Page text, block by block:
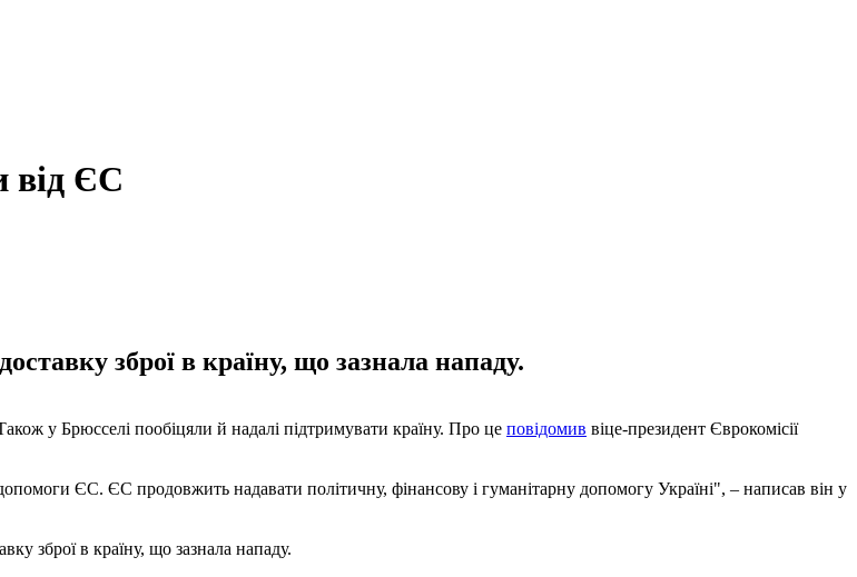
від ЄС
зброї в країну, що зазнала нападу.
у Брюсселі пообіцяли й надалі підтримувати країну. Про це повідомив віце-президент Єврокомісії
ЄС. ЄС продовжить надавати політичну, фінансову і гуманітарну допомогу Україні", – написав він у
зброї в країну, що зазнала нападу.